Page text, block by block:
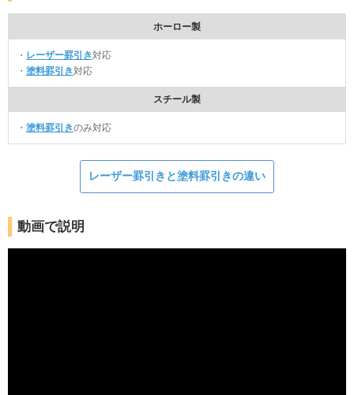
ホーロー製
・ レーザー罫引き対応
・ 塗料罫引き対応
スチール製
・ 塗料罫引きのみ対応
レーザー罫引きと塗料罫引きの違い
動画で説明